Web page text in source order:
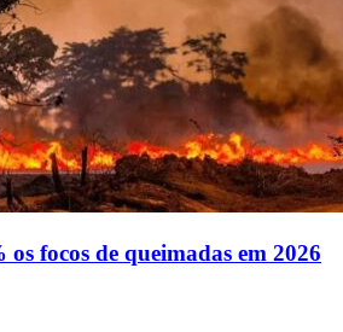
focos de queimadas em 2026